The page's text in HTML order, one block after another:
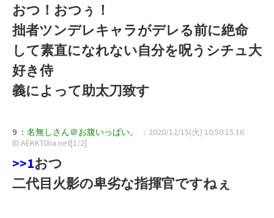
おつ！おつぅ！
拙者ツンデレキャラがデレる前に絶命
して素直になれない自分を呪うシチュ大
好き侍
義によって助太刀致す
9 ： 名無しさん＠お腹いっぱい。
：2020/12/15(火) 10:50:15.16
ID:AEKKTlXia.net[1/2]
>>1おつ
二代目火影の卑劣な指揮官ですねぇ